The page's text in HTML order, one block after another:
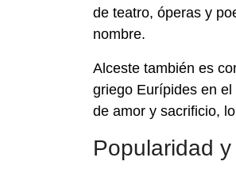
de teatro, óperas y
nombre.
Alceste también es
griego Eurípides en
de amor y sacrificio,
Popularidad